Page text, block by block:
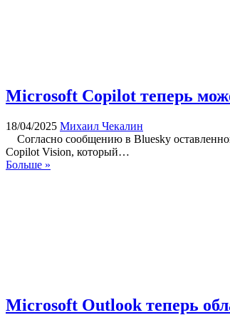
Microsoft Copilot теперь
18/04/2025 Михаил Чекалин
Согласно сообщению в Bluesky
Copilot Vision, который…
Больше »
Microsoft Outlook теперь